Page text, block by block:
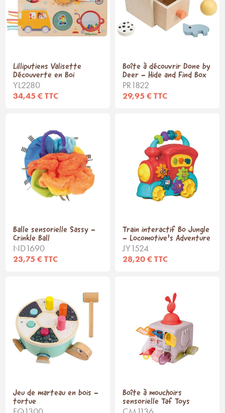
Lilliputiens Valisette
Découverte en Boi
YL2280
34,45 € TTC
Boîte à découvrir Done by
Deer - Hide and Find Box
PR1822
29,95 € TTC
Balle sensorielle Sassy -
Crinkle Ball
ND1690
23,75 € TTC
Train interactif Bo Jungle
- Locomotive’s Adventure
JY1524
28,20 € TTC
Jeu de marteau en bois -
tortue
Boîte à mouchoirs
sensorielle Taf Toys